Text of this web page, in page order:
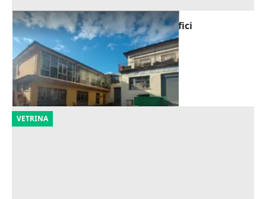
Asta Capannone industriale con uffici
(Latina)
Offerta minima
366.080 €
25/09/2026
VETRINA